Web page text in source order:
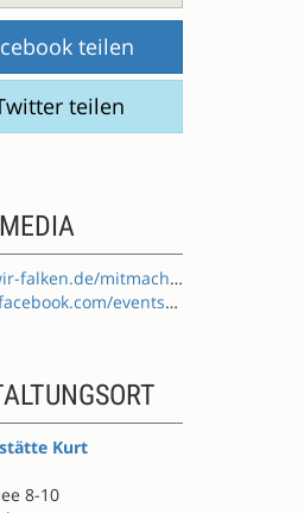
teilen
teilen
verbandswerkstatt_2018/index.html
events/161180377940268/
Kurt
8-10